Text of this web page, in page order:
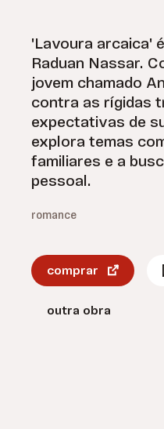
'Lavoura arcaica'
Raduan Nassar.
jovem chamado
contra as rígidas
expectativas de
explora temas
familiares e a
pessoal.
romance
comprar
outra obra